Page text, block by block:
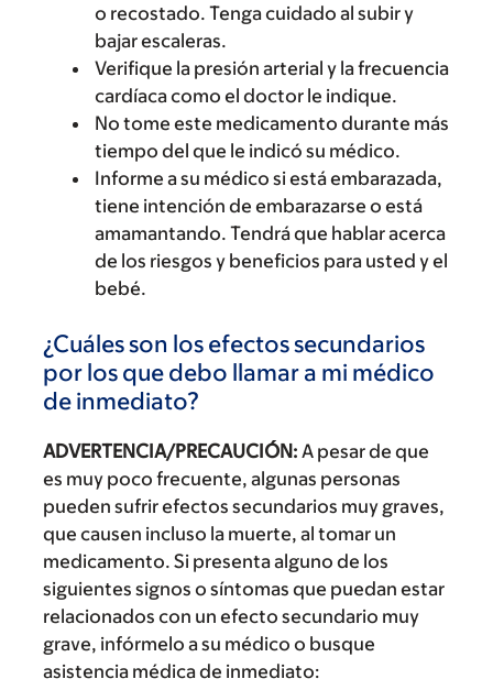
o recostado. Tenga cuidado al subir y
bajar escaleras.
Verifique la presión arterial y la frecuencia
cardíaca como el doctor le indique.
No tome este medicamento durante más
tiempo del que le indicó su médico.
Informe a su médico si está embarazada,
tiene intención de embarazarse o está
amamantando. Tendrá que hablar acerca
de los riesgos y beneficios para usted y el
bebé.
¿Cuáles son los efectos secundarios
por los que debo llamar a mi médico
de inmediato?
ADVERTENCIA/PRECAUCIÓN: A pesar de que
es muy poco frecuente, algunas personas
pueden sufrir efectos secundarios muy graves,
que causen incluso la muerte, al tomar un
medicamento. Si presenta alguno de los
siguientes signos o síntomas que puedan estar
relacionados con un efecto secundario muy
grave, infórmelo a su médico o busque
asistencia médica de inmediato: